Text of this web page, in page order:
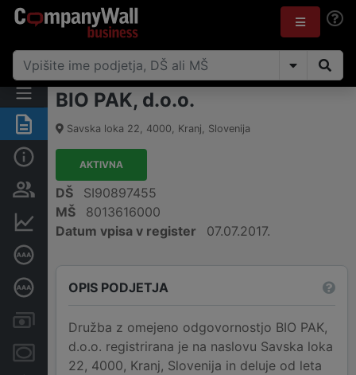
Povzetek
Odgovorne osebe in lastništvo
Poglobljena bonitetna ocena
Računi in blokade
Zastavne pravice
BIO PAK, d.o.o.
Savska loka 22, 4000, Kranj, Slovenija
AKTIVNA
DŠ
SI90897455
MŠ
8013616000
Datum vpisa v register
07.07.2017.
OPIS PODJETJA
Družba z omejeno odgovornostjo BIO PAK,
d.o.o. registrirana je na naslovu Savska loka
22, 4000, Kranj, Slovenija in deluje od leta